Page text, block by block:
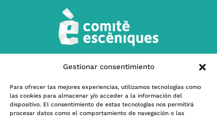
Gestionar consentimiento
Para ofrecer las mejores experiencias, utilizamos tecnologías como
las cookies para almacenar y/o acceder a la información del
dispositivo. El consentimiento de estas tecnologías nos permitirá
procesar datos como el comportamiento de navegación o las
w Contáctanos
l Subscríbete a nuestra Newsletter